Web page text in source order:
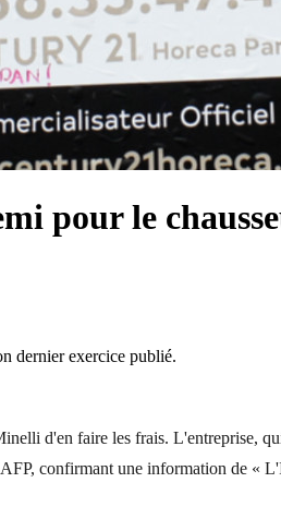
pour le
dernier exercice publié.
d'en faire les frais. L'entreprise,
confirmant une information de «